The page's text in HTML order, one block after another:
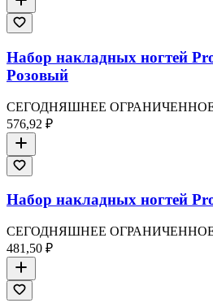
Набор накладных ногтей
Розовый
СЕГОДНЯШНЕЕ
576,92 ₽
Набор накладных ногтей
СЕГОДНЯШНЕЕ
481,50 ₽